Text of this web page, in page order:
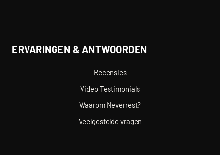
ERVARINGEN & ANTWOORDEN
Recensies
Video Testimonials
Waarom Neverrest?
Veelgestelde vragen